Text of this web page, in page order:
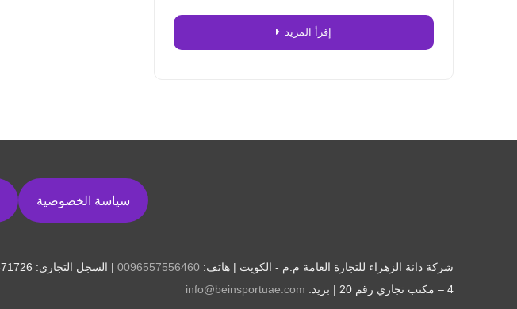
إقرأ المزيد
سياسة الخصوصية
شركة دانة الزهراء للتجارة العامة م.م - الكويت | هاتف: 0096557556460
4 – مكتب تجاري رقم 20 | بريد:
info@beinsportuae.com